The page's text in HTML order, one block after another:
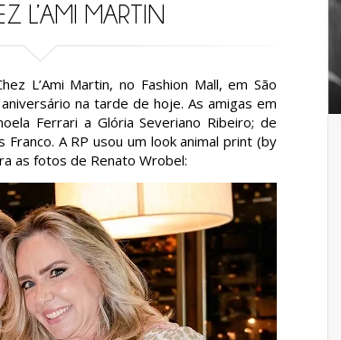
L’AMI MARTIN
L’Ami Martin, no Fashion Mall, em São
na tarde de hoje. As amigas em
Ferrari a Glória Severiano Ribeiro; de
A RP usou um look animal print (by
as fotos de Renato Wrobel: